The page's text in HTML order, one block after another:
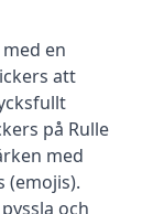
en
att
på Rulle
med
(emojis).
och